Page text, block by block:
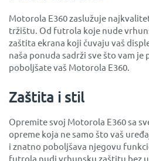
Motorola E360 zaslužuje
tržištu. Od futrola koje nude
zaštita ekrana koji čuvaju vaš
naša ponuda sadrži sve što vam
poboljšate vaš Motorola E360.
Zaštita i stil
Opremite svoj Motorola E360 sa
opreme koja ne samo što vaš
i znatno poboljšava njegovu
futrola nudi vrhunsku zaštitu bez